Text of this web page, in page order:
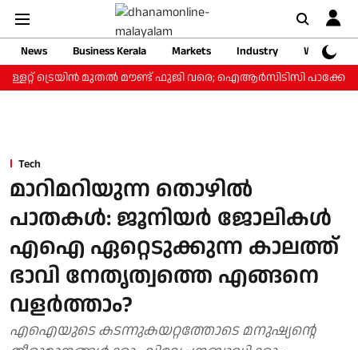
News Business Kerala Markets Industry
Web
ട്രെയിന്‍ മുതല്‍ മൗണ്ട് ഫുജി വരെ; ഐആര്‍സിടിസി പാക്കേജ്
Tech
മാറിമറിയുന്ന തൊഴിൽ
പാതകൾ: ജൂനിയർ ജോലികൾ
എഐ ഏറ്റെടുക്കുന്ന കാലത്ത്
ഭാവി നേതൃത്വത്തെ എങ്ങനെ
വളർത്താം?
എഐയുടെ കടന്നുകയറ്റത്തോടെ മനുഷ്യന്റെ